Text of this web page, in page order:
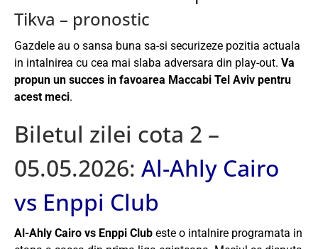
Tikva – pronostic
Gazdele au o sansa buna sa-si securizeze pozitia actuala
in intalnirea cu cea mai slaba adversara din play-out. Va
propun un succes in favoarea Maccabi Tel Aviv pentru
acest meci.
Biletul zilei cota 2 –
05.05.2026: Al-Ahly Cairo
vs Enppi Club
Al-Ahly Cairo vs Enppi Club este o intalnire programata in